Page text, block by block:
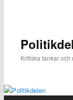
Kritiska tankar